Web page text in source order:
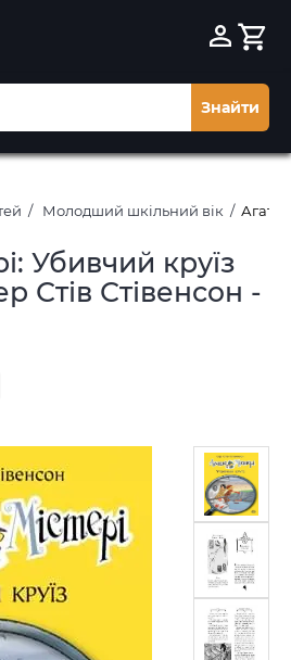
Знайти
Молодший шкільний вік Агата
Убивчий круїз
Стів Стівенсон -